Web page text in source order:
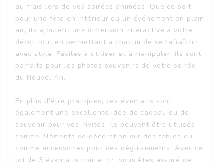
au frais lors de vos soirées animées. Que ce soit
pour une fête en intérieur ou un événement en plein
air, ils ajoutent une dimension interactive à votre
décor tout en permettant à chacun de se rafraîchir
avec style. Faciles à utiliser et à manipuler, ils sont
parfaits pour les photos souvenirs de votre soirée
du Nouvel An.
En plus d'être pratiques, ces éventails sont
également une excellente idée de cadeau ou de
souvenir pour vos invités. Ils peuvent être utilisés
comme éléments de décoration sur des tables ou
comme accessoires pour des déguisements. Avec ce
lot de 3 éventails noir et or, vous êtes assuré de